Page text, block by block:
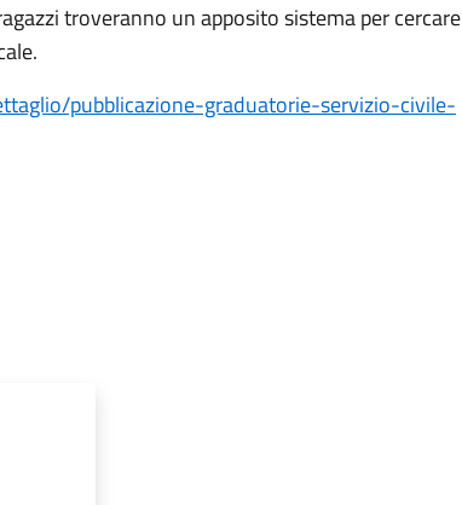
troveranno un apposito sistema per
pubblicazione-graduatorie-servizio-civile-